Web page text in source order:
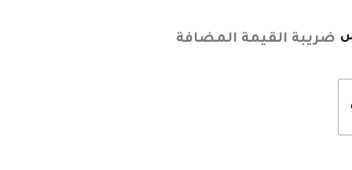
ضريبة القيمة المضافة